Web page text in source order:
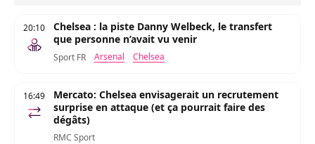
20:10
Chelsea : la piste Danny Welbeck, le transfert
que personne n’avait vu venir
Sport FR Arsenal Chelsea
16:49
Mercato: Chelsea envisagerait un recrutement
surprise en attaque (et ça pourrait faire des
dégâts)
RMC Sport